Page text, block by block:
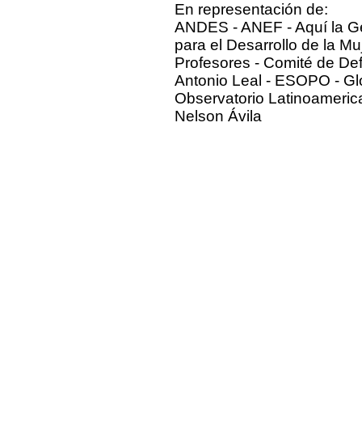
En representación de:
ANDES - ANEF - Aquí la
para el Desarrollo de la
Profesores - Comité de
Antonio Leal - ESOPO -
Observatorio
Nelson Ávila